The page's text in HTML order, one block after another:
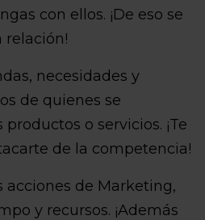
con ellos. ¡De eso se
relación!
necesidades y
de quienes se
o servicios. ¡Te
de la competencia!
de Marketing,
y recursos. ¡Además